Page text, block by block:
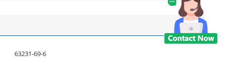
63231-69-6